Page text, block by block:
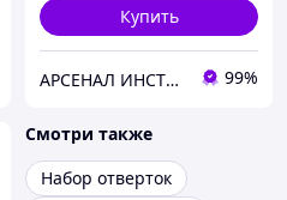
Купить
АРСЕНАЛ ИНСТРУМЕНТА 99%
Смотри также
Набор отверток